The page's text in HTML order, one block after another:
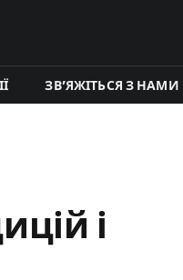
ЗВ’ЯЖІТЬСЯ З НАМИ
і